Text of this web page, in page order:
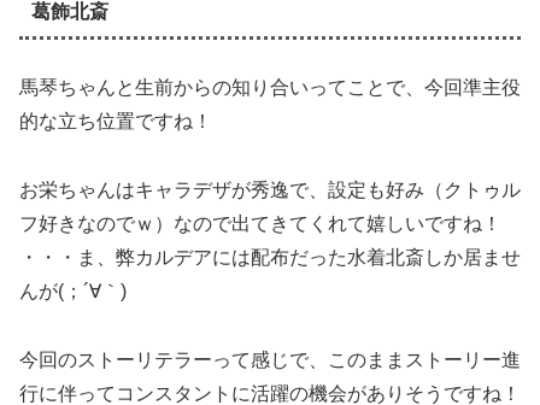
葛飾北斎
馬琴ちゃんと生前からの知り合いってことで、今回準主役
的な立ち位置ですね！
お栄ちゃんはキャラデザが秀逸で、設定も好み（クトゥル
フ好きなのでｗ）なので出てきてくれて嬉しいですね！
・・・ま、弊カルデアには配布だった水着北斎しか居ませ
んが(；´∀｀)
今回のストーリテラーって感じで、このままストーリー進
行に伴ってコンスタントに活躍の機会がありそうですね！